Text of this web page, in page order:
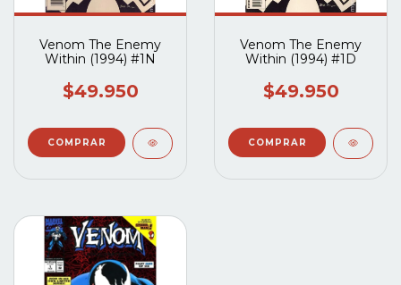
Venom The Enemy
Within (1994) #1N
$49.950
Venom The Enemy
Within (1994) #1D
$49.950